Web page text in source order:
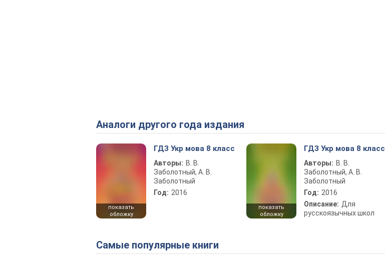
Аналоги другого года издания
показать
обложку
ГДЗ Укр мова 8 класс
Авторы: В. В.
Заболотный, А. В.
Заболотный
Год: 2016
показать
обложку
ГДЗ Укр мова 8 класс
Авторы: В. В.
Заболотный, А. В.
Заболотный
Год: 2016
Описание: Для
русскоязычных школ
Самые популярные книги